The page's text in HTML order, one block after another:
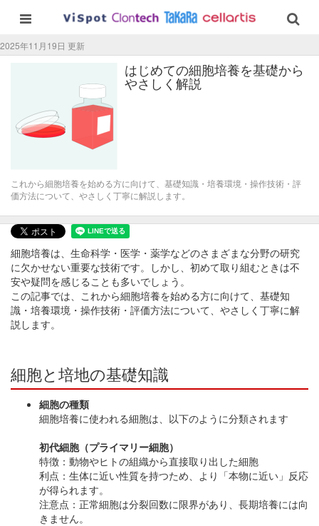
2025年11月19日 更新
はじめての細胞培養を基礎から
やさしく解説
これから細胞培養を始める方に向けて、基礎知識・培養環境・操作技術・評
価方法について、やさしく丁寧に解説します。
細胞培養は、生命科学・医学・薬学などのさまざまな分野の研究
に欠かせない重要な技術です。しかし、初めて取り組むときは不
安や疑問を感じることも多いでしょう。
この記事では、これから細胞培養を始める方に向けて、基礎知
識・培養環境・操作技術・評価方法について、やさしく丁寧に解
説します。
細胞と培地の基礎知識
細胞の種類
細胞培養に使われる細胞は、以下のように分類されます
初代細胞（プライマリー細胞）
特徴：動物やヒトの組織から直接取り出した細胞
利点：生体に近い性質を持つため、より「本物に近い」反応
が得られます。
注意点：正常細胞は分裂回数に限界があり、長期培養には向
きません。